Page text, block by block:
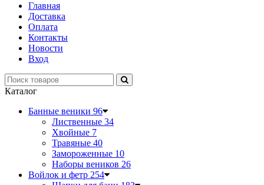
Главная
Доставка
Оплата
Контакты
Новости
Вход
Каталог
Банные веники 96
Лиственные 34
Хвойные 7
Травяные 40
Замороженные 10
Наборы веников 26
Войлок и фетр 254